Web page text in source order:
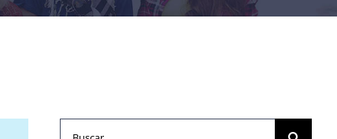
Buscar: